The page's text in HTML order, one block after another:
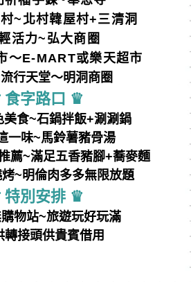
~北村韓屋村+三清洞
活力~弘大商圈
～E-MART或樂天超市
行天堂～明洞商圈
食字路⼝ ♛
美食~石鍋拌飯+涮涮鍋
一味~馬鈴薯豬骨湯
薦~滿足五香豬腳+蕎麥麵
~明倫肉多多無限放題
特別安排 ♛
物站~旅遊玩好玩滿
轉接頭供貴賓借用